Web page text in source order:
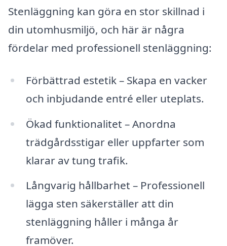
Stenläggning kan göra en stor skillnad i
din utomhusmiljö, och här är några
fördelar med professionell stenläggning:
Förbättrad estetik – Skapa en vacker
och inbjudande entré eller uteplats.
Ökad funktionalitet – Anordna
trädgårdsstigar eller uppfarter som
klarar av tung trafik.
Långvarig hållbarhet – Professionell
lägga sten säkerställer att din
stenläggning håller i många år
framöver.